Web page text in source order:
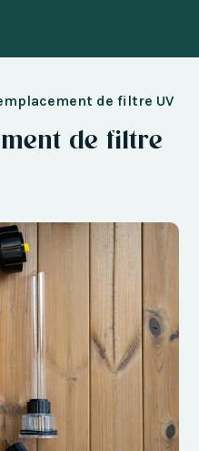
de filtre UV
de filtre